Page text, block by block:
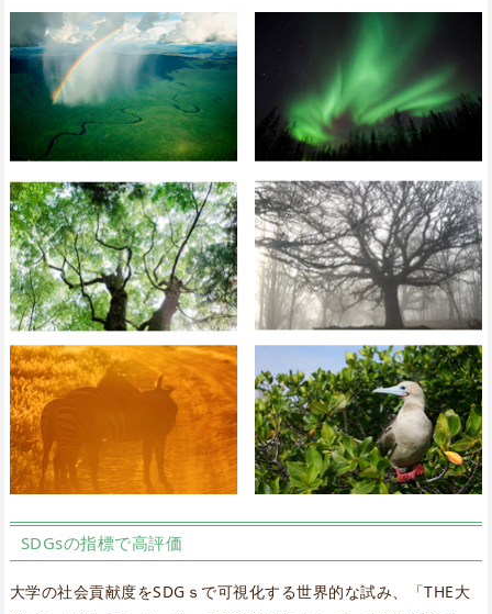
SDGsの指標で高評価
大学の社会貢献度をSDGｓで可視化する世界的な試み、「THE大